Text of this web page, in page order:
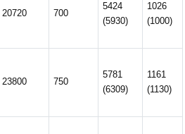
20720 700
5424
(5930)
1026
(1000)
23800 750
5781
(6309)
1161
(1130)